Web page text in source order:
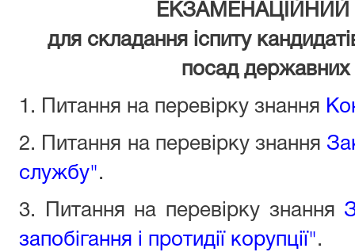
ЕКЗАМЕНАЦІЙНИЙ
для складання іспиту
посад державних
1. Питання на перевірку знання
2. Питання на перевірку знання
службу".
3. Питання на перевірку знання
запобігання і протидії корупції".